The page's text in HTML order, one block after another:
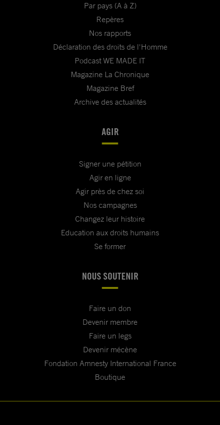
Par pays (A à Z)
Repères
Nos rapports
Déclaration des droits de l'Homme
Podcast WE MADE IT
Magazine La Chronique
Magazine Bref
Archive des actualités
AGIR
Signer une pétition
Agir en ligne
Agir près de chez soi
Nos campagnes
Changez leur histoire
Education aux droits humains
Se former
NOUS SOUTENIR
Faire un don
Devenir membre
Faire un legs
Devenir mécène
Fondation Amnesty International France
Boutique